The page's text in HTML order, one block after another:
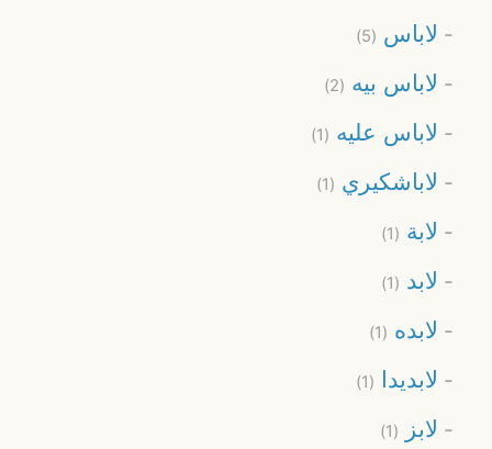
لاباس (5)
لاباس بيه (2)
لاباس عليه (1)
لاباشكيري (1)
لابة (1)
لابد (1)
لابده (1)
لابديدا (1)
لابز (1)